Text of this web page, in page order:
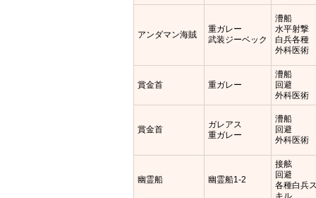
アンダマン海賊
重ガレー
武装ジーベック
漕船
水平射撃
白兵各種
外科医術
賞金首 重ガレー
漕船
回避
外科医術
賞金首
ガレアス
重ガレー
漕船
回避
外科医術
幽霊船 幽霊船1-2
接舷
回避
各種白兵
キル